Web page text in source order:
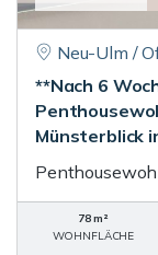
Neu-Ulm /
**Nach 6
Münsterblick
78 m²
WOHNFLÄCHE